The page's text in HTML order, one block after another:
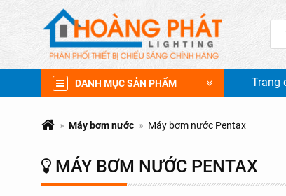
DANH MỤC SẢN PHẨM Trang
Máy bơm nước Máy bơm nước Pentax
MÁY BƠM NƯỚC PENTAX